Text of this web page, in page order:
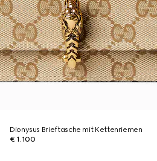
Dionysus Brieftasche mit Kettenriemen
€ 1.100